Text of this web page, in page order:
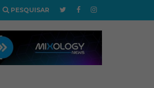
PESQUISAR